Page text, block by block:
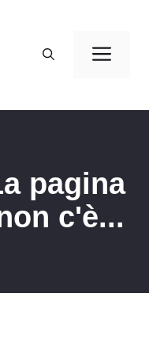
pagina
c'è...